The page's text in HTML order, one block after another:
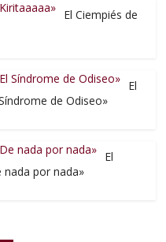
El Ciempiés de
El
de Odiseo»
El
nada por nada»